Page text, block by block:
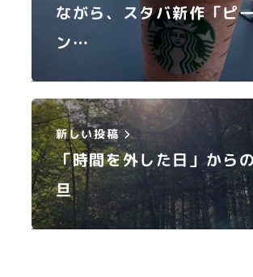
ながら、スタバ新作「ピ
ン…
新しい投稿
「時間を外した日」から
旦